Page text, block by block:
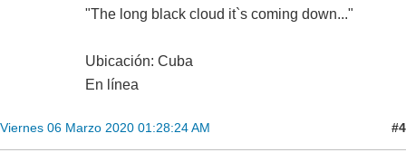
"The long black cloud it`s coming down..."
Ubicación: Cuba
En línea
Viernes 06 Marzo 2020 01:28:24 AM #4